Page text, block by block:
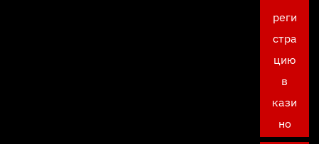
реги
стра
цию
в
кази
но